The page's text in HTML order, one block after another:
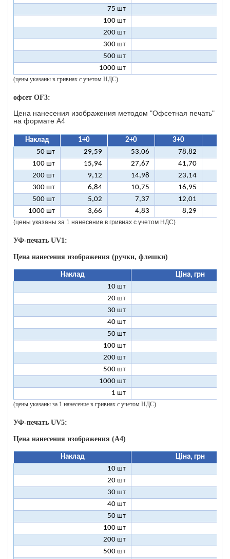
75 шт
100 шт
200 шт
300 шт
500 шт
1000 шт
(цены указаны в гривнах с учетом НДС)
офсет OF3:
Цена нанесения изображения методом "Офсетная печать"
на формате A4
Наклад 1+0 2+0 3+0
50 шт
29,59 53,06 78,82
100 шт
15,94 27,67 41,70
200 шт
9,12 14,98 23,14
300 шт
6,84 10,75 16,95
500 шт
5,02 7,37 12,01
1000 шт
3,66 4,83 8,29
(цены указаны за 1 нанесение в гривнах с учетом НДС)
УФ-печать UV1:
Цена нанесения изображения (ручки, флешки)
Наклад
Ціна, грн
10 шт
20 шт
30 шт
40 шт
50 шт
100 шт
200 шт
500 шт
1000 шт
1 шт
(цены указаны за 1 нанесение в гривнах с учетом НДС)
УФ-печать UV5:
Цена нанесения изображения (А4)
Наклад
Ціна, грн
10 шт
20 шт
30 шт
40 шт
50 шт
100 шт
200 шт
500 шт